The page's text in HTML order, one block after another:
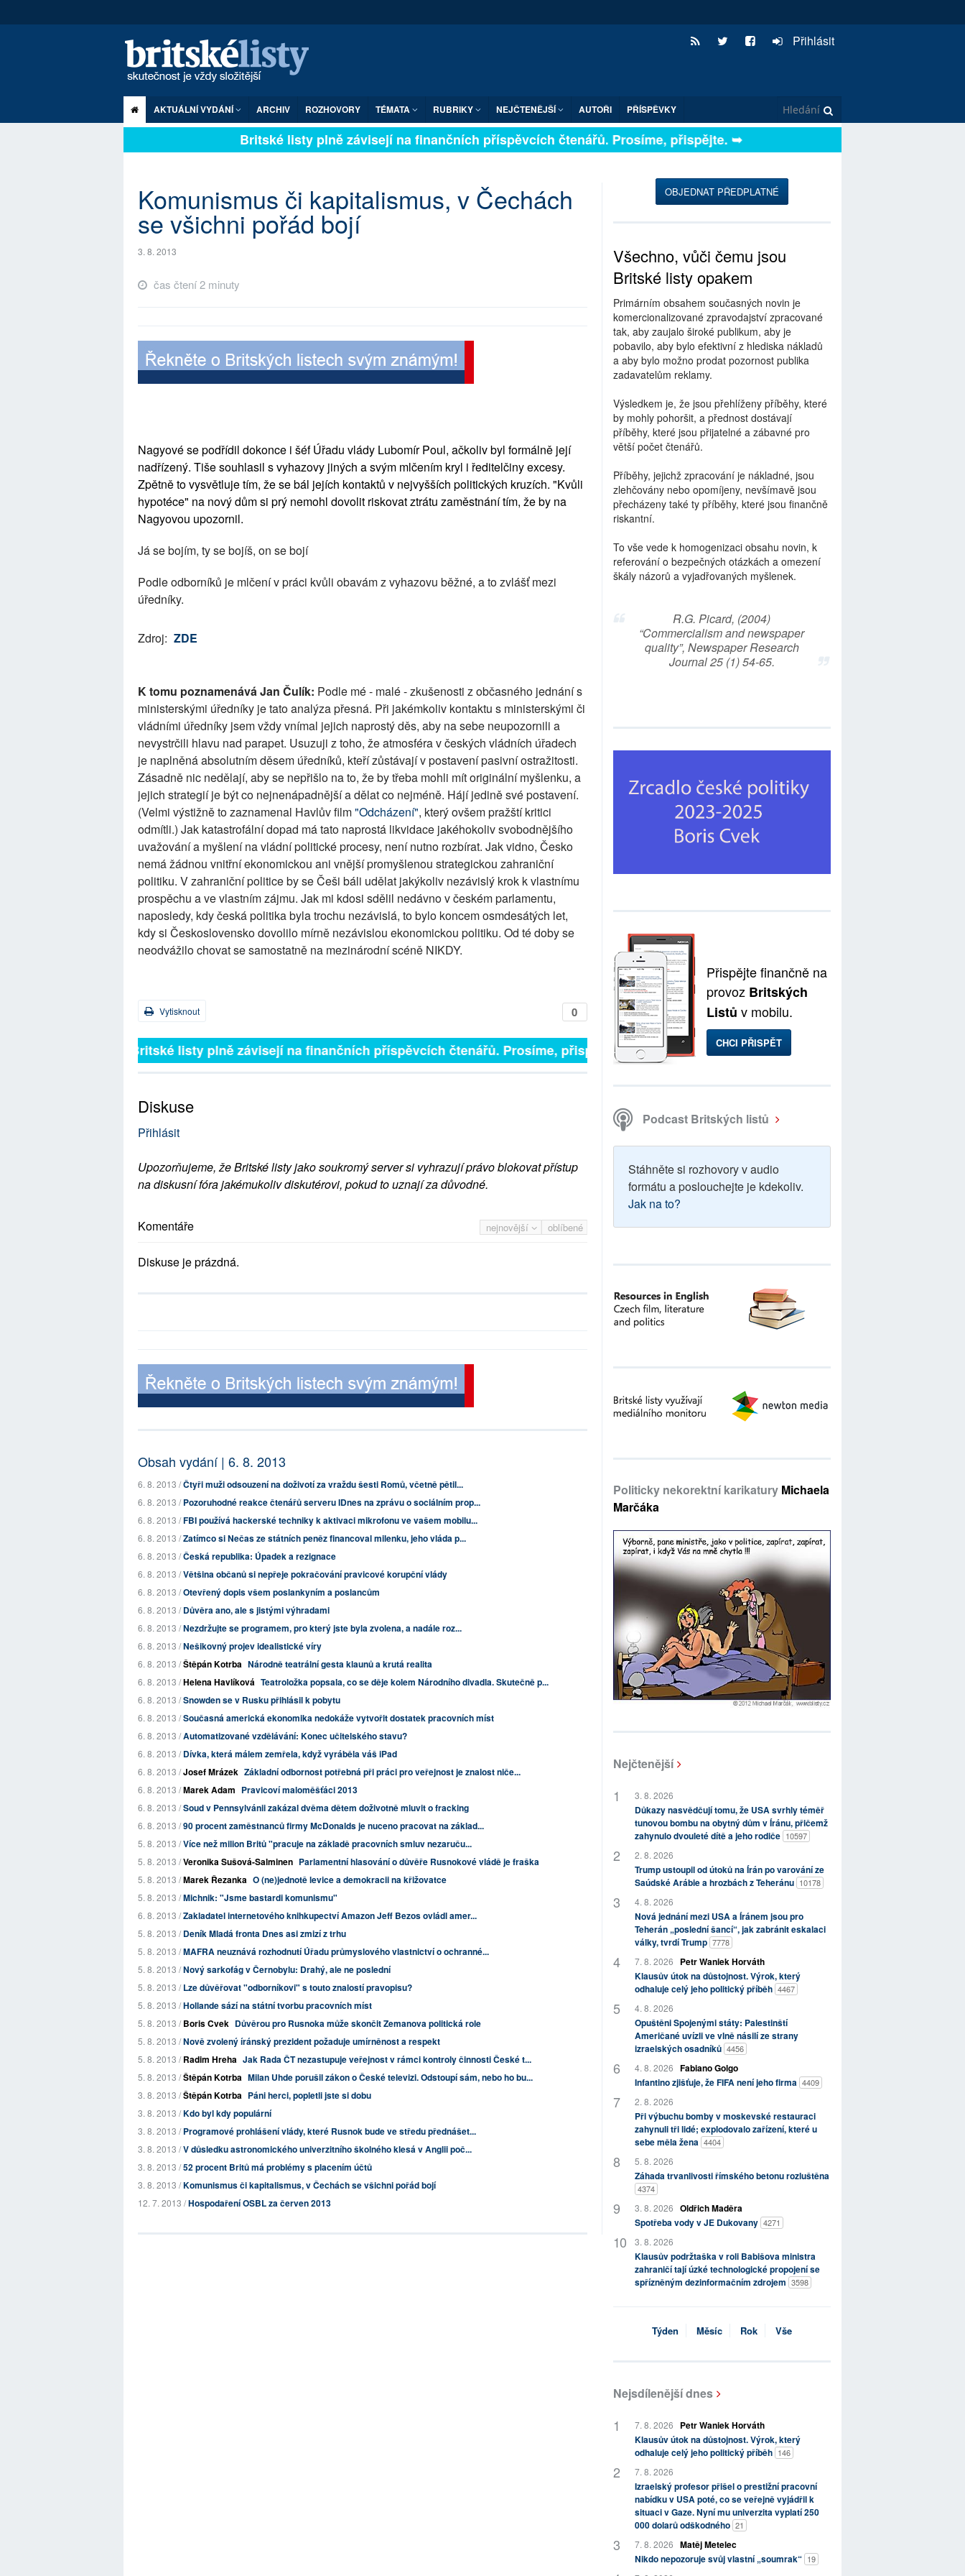
Přihlásit
AKTUÁLNÍ VYDÁNÍ ARCHIV ROZHOVORY TÉMATA RUBRIKY NEJČTENĚJŠÍ AUTOŘI PŘÍSPĚVKY
Britské listy plně závisejí na finančních příspěvcích čtenářů. Prosíme, přispějte. ➥
Komunismus či kapitalismus, v Čechách
se všichni pořád bojí
3. 8. 2013
čas čtení 2 minuty
Nagyové se podřídil dokonce i šéf Úřadu vlády Lubomír Poul, ačkoliv byl formálně její
nadřízený. Tiše souhlasil s vyhazovy jiných a svým mlčením kryl i ředitelčiny excesy.
Zpětně to vysvětluje tím, že se bál jejích kontaktů v nejvyšších politických kruzích. "Kvůli
hypotéce" na nový dům si prý nemohl dovolit riskovat ztrátu zaměstnání tím, že by na
Nagyovou upozornil.
Já se bojím, ty se bojíš, on se bojí
Podle odborníků je mlčení v práci kvůli obavám z vyhazovu běžné, a to zvlášť mezi
úředníky.
Zdroj: ZDE
K tomu poznamenává Jan Čulík: Podle mé - malé - zkušenosti z občasného jednání s
ministerskými úředníky je tato analýza přesná. Při jakémkoliv kontaktu s ministerskými či
vládními úředníky jsem vždy vnímal jejich naprostý děs, aby na sebe neupozornili a
nevystrčili hlavu nad parapet. Usuzuji z toho, že atmosféra v českých vládních úřadech
je naplněná absolutním děsem úředníků, kteří zůstávají v postavení pasivní ostražitosti.
Zásadně nic nedělají, aby se nepřišlo na to, že by třeba mohli mít originální myšlenku, a
jejich strategií je být co nejnenápadnější a dělat co nejméně. Hájí jedině své postavení.
(Velmi výstižně to zaznamenal Havlův film"Odcházení", který ovšem pražští kritici
odmítli.) Jak katastrofální dopad má tato naprostá likvidace jakéhokoliv svobodnějšího
uvažování a myšlení na vládní politické procesy, není nutno rozbírat. Jak vidno, Česko
nemá žádnou vnitřní ekonomickou ani vnější promyšlenou strategickou zahraniční
politiku. V zahraniční politice by se Češi báli udělat jakýkoliv nezávislý krok k vlastnímu
prospěchu a ve vlastním zájmu. Jak mi kdosi sdělil nedávno v českém parlamentu,
naposledy, kdy česká politika byla trochu nezávislá, to bylo koncem osmdesátých let,
kdy si Československo dovolilo mírně nezávislou ekonomickou politiku. Od té doby se
neodvážilo chovat se samostatně na mezinárodní scéně NIKDY.
0
Vytisknout
Britské listy plně závisejí na finančních příspěvcích čtenářů. Prosíme, přispějte. ➥
Diskuse
Přihlásit
Upozorňujeme, že Britské listy jako soukromý server si vyhrazují právo blokovat přístup
na diskusní fóra jakémukoliv diskutérovi, pokud to uznají za důvodné.
nejnovější oblíbené
Komentáře
Diskuse je prázdná.
Obsah vydání | 6. 8. 2013
6. 8. 2013 /Čtyři muži odsouzení na doživotí za vraždu šesti Romů, včetně pětil...
6. 8. 2013 /Pozoruhodné reakce čtenářů serveru IDnes na zprávu o sociálním prop...
6. 8. 2013 /FBI používá hackerské techniky k aktivaci mikrofonu ve vašem mobilu...
6. 8. 2013 /Zatímco si Nečas ze státních peněz financoval milenku, jeho vláda p...
6. 8. 2013 /Česká republika: Úpadek a rezignace
6. 8. 2013 /Většina občanů si nepřeje pokračování pravicové korupční vlády
6. 8. 2013 /Otevřený dopis všem poslankyním a poslancům
6. 8. 2013 /Důvěra ano, ale s jistými výhradami
6. 8. 2013 /Nezdržujte se programem, pro který jste byla zvolena, a nadále roz...
6. 8. 2013 /Nešikovný projev idealistické víry
6. 8. 2013 /Štěpán Kotrba Národně teatrální gesta klaunů a krutá realita
6. 8. 2013 /Helena Havlíková Teatroložka popsala, co se děje kolem Národního divadla. Skutečně p...
6. 8. 2013 /Snowden se v Rusku přihlásil k pobytu
6. 8. 2013 /Současná americká ekonomika nedokáže vytvořit dostatek pracovních míst
6. 8. 2013 /Automatizované vzdělávání: Konec učitelského stavu?
6. 8. 2013 /Dívka, která málem zemřela, když vyráběla váš iPad
6. 8. 2013 /Josef Mrázek Základní odbornost potřebná při práci pro veřejnost je znalost niče...
6. 8. 2013 /Marek Adam Pravicoví maloměšťáci 2013
6. 8. 2013 /Soud v Pennsylvánii zakázal dvěma dětem doživotně mluvit o fracking
6. 8. 2013 /90 procent zaměstnanců firmy McDonalds je nuceno pracovat na základ...
5. 8. 2013 /Více než milion Britů "pracuje na základě pracovních smluv nezaruču...
5. 8. 2013 /Veronika Sušová-Salminen Parlamentní hlasování o důvěře Rusnokové vládě je fraška
5. 8. 2013 /Marek Řezanka O (ne)jednotě levice a demokracii na křižovatce
5. 8. 2013 /Michnik: "Jsme bastardi komunismu"
6. 8. 2013 /Zakladatel internetového knihkupectví Amazon Jeff Bezos ovládl amer...
5. 8. 2013 /Deník Mladá fronta Dnes asi zmizí z trhu
5. 8. 2013 /MAFRA neuznává rozhodnutí Úřadu průmyslového vlastnictví o ochranné...
5. 8. 2013 /Nový sarkofág v Černobylu: Drahý, ale ne poslední
5. 8. 2013 /Lze důvěřovat "odborníkovi" s touto znalostí pravopisu?
5. 8. 2013 /Hollande sází na státní tvorbu pracovních míst
5. 8. 2013 /Boris Cvek Důvěrou pro Rusnoka může skončit Zemanova politická role
5. 8. 2013 /Nově zvolený íránský prezident požaduje umírněnost a respekt
5. 8. 2013 /Radim Hreha Jak Rada ČT nezastupuje veřejnost v rámci kontroly činnosti České t...
5. 8. 2013 /Štěpán Kotrba Milan Uhde porušil zákon o České televizi. Odstoupí sám, nebo ho bu...
3. 8. 2013 /Štěpán Kotrba Páni herci, popletli jste si dobu
3. 8. 2013 /Kdo byl kdy populární
3. 8. 2013 /Programové prohlášení vlády, které Rusnok bude ve středu přednášet...
3. 8. 2013 /V důsledku astronomického univerzitního školného klesá v Anglii poč...
3. 8. 2013 /52 procent Britů má problémy s placením účtů
3. 8. 2013 /Komunismus či kapitalismus, v Čechách se všichni pořád bojí
12. 7. 2013 /Hospodaření OSBL za červen 2013
OBJEDNAT PŘEDPLATNÉ
Všechno, vůči čemu jsou
Britské listy opakem
Primárním obsahem současných novin je
komercionalizované zpravodajství zpracované
tak, aby zaujalo široké publikum, aby je
pobavilo, aby bylo efektivní z hlediska nákladů
a aby bylo možno prodat pozornost publika
zadavatelům reklamy.
Výsledkem je, že jsou přehlíženy příběhy, které
by mohly pohoršit, a přednost dostávají
příběhy, které jsou přijatelné a zábavné pro
větší počet čtenářů.
Příběhy, jejichž zpracování je nákladné, jsou
zlehčovány nebo opomíjeny, nevšímavě jsou
přecházeny také ty příběhy, které jsou finančně
riskantní.
To vše vede k homogenizaci obsahu novin, k
referování o bezpečných otázkách a omezení
škály názorů a vyjadřovaných myšlenek.
R.G. Picard, (2004)
“Commercialism and newspaper
quality”, Newspaper Research
Journal 25 (1) 54-65.
Přispějte finančně na
provoz Britských
Listů v mobilu.
CHCI PŘISPĚT
Podcast Britských listů
Stáhněte si rozhovory v audio
formátu a poslouchejte je kdekoliv.
Jak na to?
Politicky nekorektní karikatury Michaela
Marčáka
Nejčtenější
3. 8. 2026
Důkazy nasvědčují tomu, že USA svrhly téměř
tunovou bombu na obytný dům v Íránu, přičemž
zahynulo dvouleté dítě a jeho rodiče 10597
2. 8. 2026
Trump ustoupil od útoků na Írán po varování ze
Saúdské Arábie a hrozbách z Teheránu 10178
4. 8. 2026
Nová jednání mezi USA a Íránem jsou pro
Teherán „poslední šancí“, jak zabránit eskalaci
války, tvrdí Trump 7778
7. 8. 2026
Petr Waniek Horváth
Klausův útok na důstojnost. Výrok, který
odhaluje celý jeho politický příběh 4467
4. 8. 2026
Opuštěni Spojenými státy: Palestinští
Američané uvízli ve vlně násilí ze strany
izraelských osadníků 4456
4. 8. 2026 Fabiano Golgo
Infantino zjišťuje, že FIFA není jeho firma 4409
2. 8. 2026
Při výbuchu bomby v moskevské restauraci
zahynuli tři lidé; explodovalo zařízení, které u
sebe měla žena 4404
5. 8. 2026
Záhada trvanlivosti římského betonu rozluštěna
4374
3. 8. 2026 Oldřich Maděra
Spotřeba vody v JE Dukovany 4271
3. 8. 2026
Klausův podržtaška v roli Babišova ministra
zahraničí tají úzké technologické propojení se
spřízněným dezinformačním zdrojem 3598
Týden Měsíc Rok Vše
Nejsdílenější dnes
7. 8. 2026
Petr Waniek Horváth
Klausův útok na důstojnost. Výrok, který
odhaluje celý jeho politický příběh 146
7. 8. 2026
Izraelský profesor přišel o prestižní pracovní
nabídku v USA poté, co se veřejně vyjádřil k
situaci v Gaze. Nyní mu univerzita vyplatí 250
000 dolarů odškodného 21
7. 8. 2026 Matěj Metelec
Nikdo nepozoruje svůj vlastní „soumrak“ 19